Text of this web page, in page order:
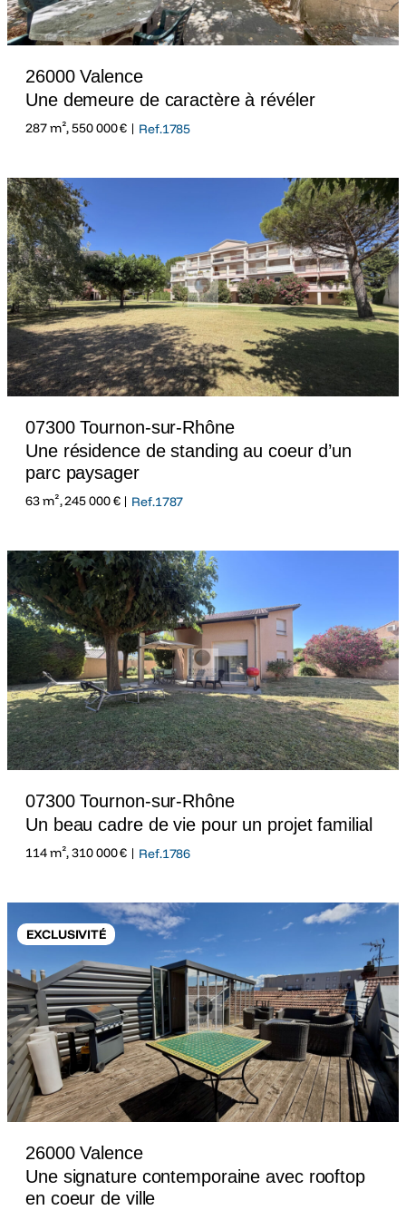
26000 Valence
Une demeure de caractère à révéler
287 m², 550 000 € | Ref.1785
07300 Tournon-sur-Rhône
Une résidence de standing au coeur d’un
parc paysager
63 m², 245 000 € | Ref.1787
07300 Tournon-sur-Rhône
Un beau cadre de vie pour un projet familial
114 m², 310 000 € | Ref.1786
EXCLUSIVITÉ
26000 Valence
Une signature contemporaine avec rooftop
en coeur de ville